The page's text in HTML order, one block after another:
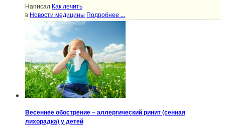
Написал Как лечить
в Новости медицины Подробнее ...
Весеннее обострение – аллергический ринит (сенная
лихорадка) у детей